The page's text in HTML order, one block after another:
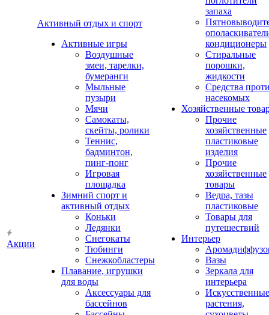
Акции
Активный отдых и спорт
Активные игры
Воздушные
змеи, тарелки,
бумеранги
Мыльные
пузыри
Мячи
Самокаты,
скейты, ролики
Теннис,
бадминтон,
пинг-понг
Игровая
площадка
Зимний спорт и
активный отдых
Коньки
Ледянки
Снегокаты
Тюбинги
Снежкобластеры
Плавание, игрушки
для воды
Аксессуары для
бассейнов
запаха
кондиционеры
Стиральные
порошки,
жидкости
Средства
насекомых
Хозяйственные
Прочие
хозяйственные
пластиковые
изделия
Прочие
хозяйственные
товары
Ведра, тазы
пластиковые
Товары для
путешествий
Интерьер
Вазы
Зеркала для
интерьера
Искусственные
растения,